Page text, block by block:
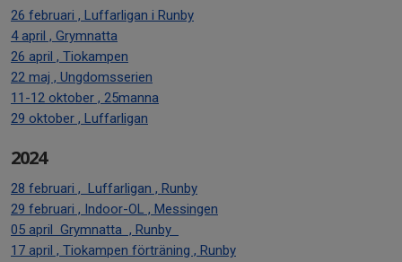
26 februari , Luffarligan i Runby
4 april , Grymnatta
26 april , Tiokampen
22 maj , Ungdomsserien
11-12 oktober , 25manna
29 oktober , Luffarligan
2024
28 februari , Luffarligan , Runby
29 februari , Indoor-OL , Messingen
05 april Grymnatta , Runby
17 april , Tiokampen förträning , Runby